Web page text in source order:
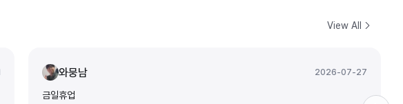
View All
와뭉남 2026-07-27
금일휴업